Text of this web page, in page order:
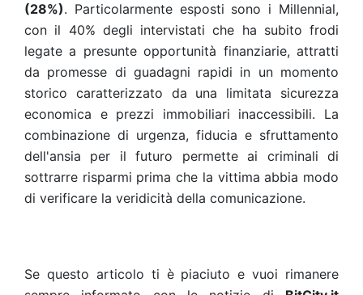
(28%). Particolarmente esposti sono i Millennial,
con il 40% degli intervistati che ha subito frodi
legate a presunte opportunità finanziarie, attratti
da promesse di guadagni rapidi in un momento
storico caratterizzato da una limitata sicurezza
economica e prezzi immobiliari inaccessibili. La
combinazione di urgenza, fiducia e sfruttamento
dell'ansia per il futuro permette ai criminali di
sottrarre risparmi prima che la vittima abbia modo
di verificare la veridicità della comunicazione.
Se questo articolo ti è piaciuto e vuoi rimanere